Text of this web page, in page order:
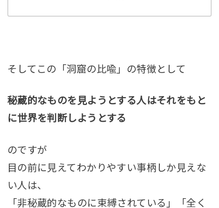
そしてこの「洞窟の比喩」の特徴として
秘蔵的なものを見ようとする人はそれをもと
に世界を判断しようとする
のですが
目の前に見えてわかりやすい事柄しか見えな
い人は、
「非秘蔵的なものに束縛されている」「全く